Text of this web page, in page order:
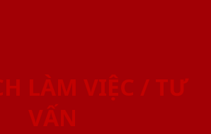
LÀM VIỆC / TƯ
VẤN